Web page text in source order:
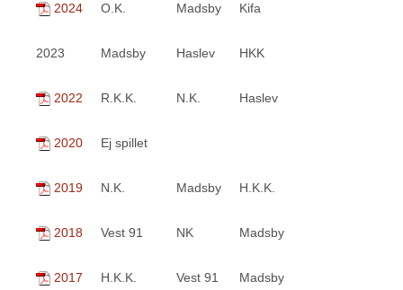
2024 O.K. Madsby Kifa
2023 Madsby Haslev HKK
2022 R.K.K. N.K. Haslev
2020 Ej spillet
2019 N.K. Madsby H.K.K.
2018 Vest 91 NK Madsby
2017 H.K.K. Vest 91 Madsby